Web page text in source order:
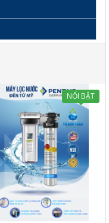
NỔI BẬT